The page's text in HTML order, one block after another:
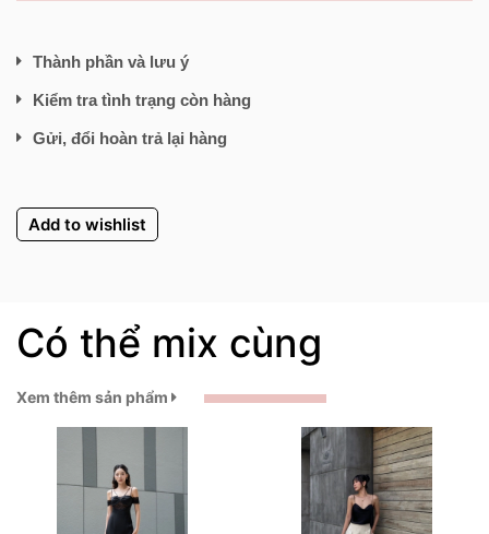
Thành phần và lưu ý
Kiểm tra tình trạng còn hàng
Gửi, đổi hoàn trả lại hàng
Add to wishlist
Có thể mix cùng
Xem thêm sản phẩm